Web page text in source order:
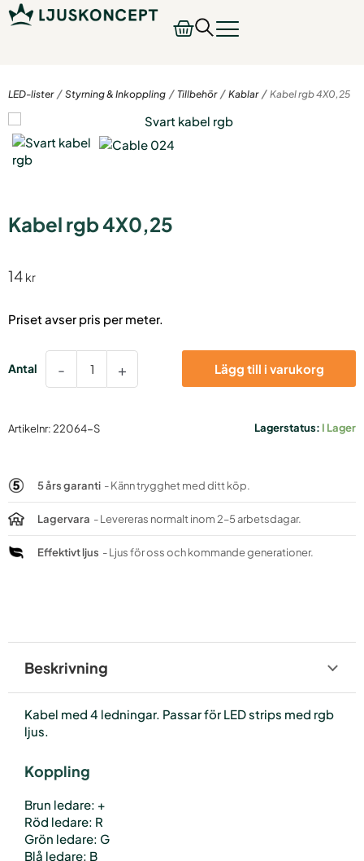
LED-lister / Styrning & Inkoppling / Tillbehör / Kablar / Kabel rgb 4X0,25
Kabel rgb 4X0,25
14 kr
Priset avser pris per meter.
-
rgb
4X0,25
+ Lägg till i varukorg
Lagerstatus: I Lager
Artikelnr:22064-S
5 års garanti - Känn trygghet med ditt köp.
Lagervara - Levereras normalt inom 2–5 arbetsdagar.
Effektivt ljus - Ljus för oss och kommande generationer.
Beskrivning
Kabel med 4 ledningar. Passar för LED strips med rgb
ljus.
Koppling
Brun ledare: +
Röd ledare: R
Grön ledare: G
Blå ledare: B